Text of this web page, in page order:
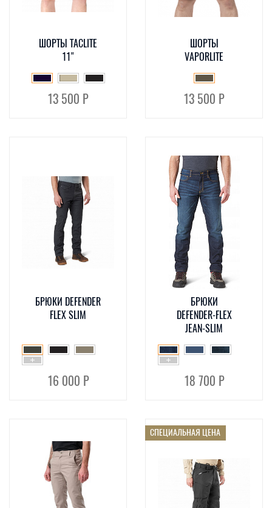
ШОРТЫ TACLITE
11"
13 500 Р
ШОРТЫ
VAPORLITE
13 500 Р
БРЮКИ DEFENDER
FLEX SLIM
16 000 Р
БРЮКИ
DEFENDER-FLEX
JEAN-SLIM
18 700 Р
СПЕЦИАЛЬНАЯ ЦЕНА